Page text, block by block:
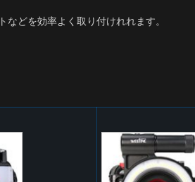
どを効率よく取り付けれれます。